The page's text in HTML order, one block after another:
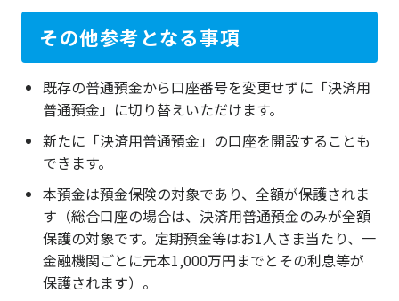
その他参考となる事項
既存の普通預金から口座番号を変更せずに「決済用
普通預金」に切り替えいただけます。
新たに「決済用普通預金」の口座を開設することも
できます。
本預金は預金保険の対象であり、全額が保護されま
す（総合口座の場合は、決済用普通預金のみが全額
保護の対象です。定期預金等はお1人さま当たり、一
金融機関ごとに元本1,000万円までとその利息等が
保護されます）。